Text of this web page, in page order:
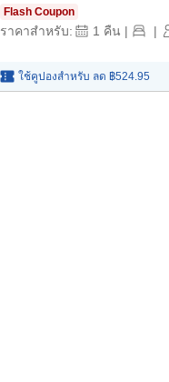
Flash Coupon
ราคาสำหรับ: 1 คืน | |
ใช้คูปองสำหรับ ลด ฿524.95